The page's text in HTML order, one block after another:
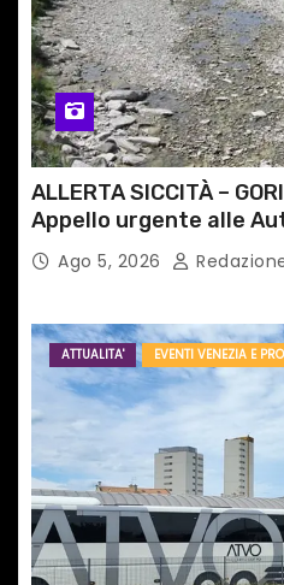
ALLERTA SICCITÀ –
Appello urgente alle
Ago 5, 2026
ATTUALITA' EVENTI VENEZIA E